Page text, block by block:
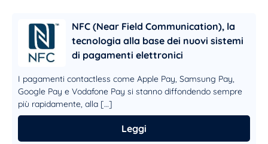
NFC (Near Field Communication), la
tecnologia alla base dei nuovi sistemi
di pagamenti elettronici
I pagamenti contactless come Apple Pay, Samsung Pay,
Google Pay e Vodafone Pay si stanno diffondendo sempre
più rapidamente, alla […]
Leggi